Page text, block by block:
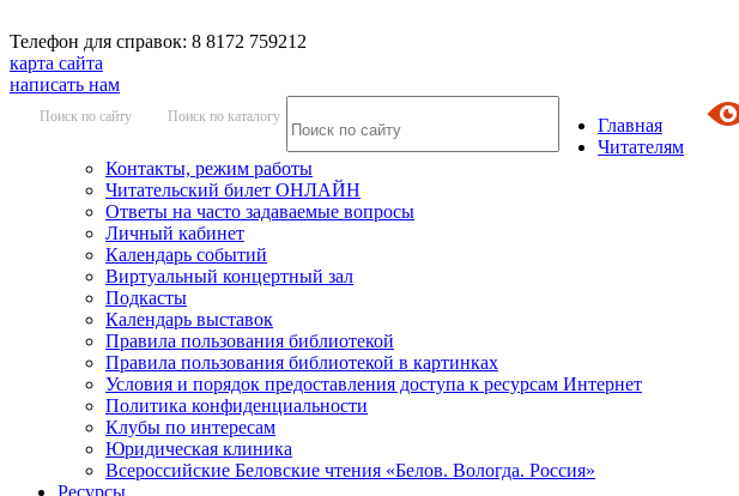
Телефон для справок: 8 8172 759212
карта сайта
написать нам
Поиск по сайту Поиск по каталогу
Главная
Читателям
Контакты, режим работы
Читательский билет ОНЛАЙН
Ответы на часто задаваемые вопросы
Личный кабинет
Календарь событий
Виртуальный концертный зал
Подкасты
Календарь выставок
Правила пользования библиотекой
Правила пользования библиотекой в картинках
Условия и порядок предоставления доступа к ресурсам Интернет
Политика конфиденциальности
Клубы по интересам
Юридическая клиника
Всероссийские Беловские чтения «Белов. Вологда. Россия»
Ресурсы